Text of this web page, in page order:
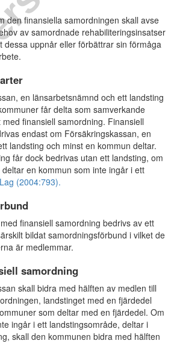
den finansiella samordningen skall avse
av samordnade rehabiliteringsinsatser
dessa uppnår eller förbättrar sin förmåga
en länsarbetsnämnd och ett landsting
får delta som samverkande
finansiell samordning. Finansiell
endast om Försäkringskassan, en
landsting och minst en kommun deltar.
får dock bedrivas utan ett landsting, om
en kommun som inte ingår i ett
Lag (2004:793).
finansiell samordning bedrivs av ett
bildat samordningsförbund i vilket de
är medlemmar.
samordning
skall bidra med hälften av medlen till
landstinget med en fjärdedel
som deltar med en fjärdedel. Om
ingår i ett landstingsområde, deltar i
skall den kommunen bidra med hälften